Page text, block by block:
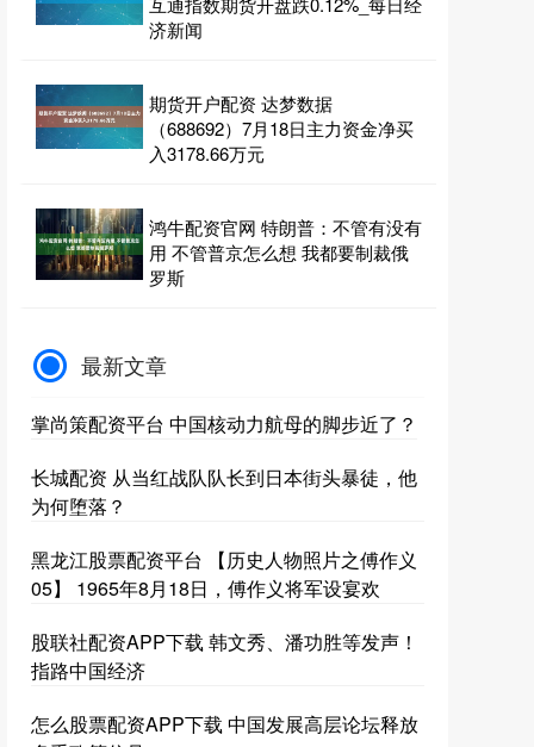
济新闻
期货开户配资 达梦数据
（688692）7月18日主力资金净买
入3178.66万元
鸿牛配资官网 特朗普：不管有没有
用 不管普京怎么想 我都要制裁俄
罗斯
最新文章
掌尚策配资平台 中国核动力航母的脚步近了？
长城配资 从当红战队队长到日本街头暴徒，他
为何堕落？
黑龙江股票配资平台 【历史人物照片之傅作义
05】 1965年8月18日，傅作义将军设宴欢
股联社配资APP下载 韩文秀、潘功胜等发声！
指路中国经济
怎么股票配资APP下载 中国发展高层论坛释放